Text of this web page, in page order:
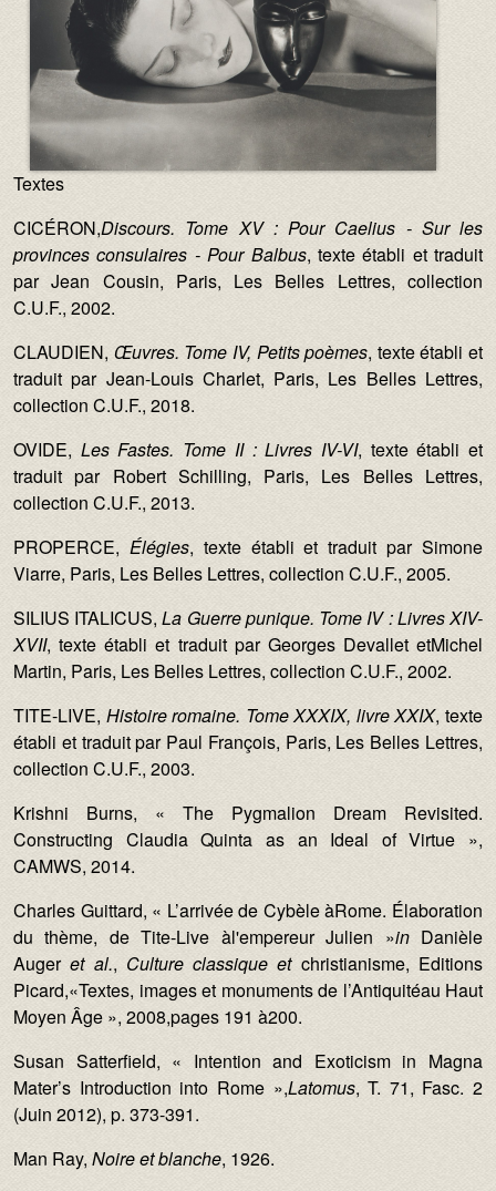
Textes
CICÉRON,Discours. Tome XV : Pour Caelius - Sur les
provinces consulaires - Pour Balbus, texte établi et traduit
par Jean Cousin, Paris, Les Belles Lettres, collection
C.U.F., 2002.
CLAUDIEN, Œuvres. Tome IV, Petits poèmes, texte établi et
traduit par Jean-Louis Charlet, Paris, Les Belles Lettres,
collection C.U.F., 2018.
OVIDE, Les Fastes. Tome II : Livres IV-VI, texte établi et
traduit par Robert Schilling, Paris, Les Belles Lettres,
collection C.U.F., 2013.
PROPERCE, Élégies, texte établi et traduit par Simone
Viarre, Paris, Les Belles Lettres, collection C.U.F., 2005.
SILIUS ITALICUS,La Guerre punique. Tome IV : Livres XIV-
XVII, texte établi et traduit par Georges Devallet etMichel
Martin, Paris, Les Belles Lettres, collection C.U.F., 2002.
TITE-LIVE, Histoire romaine. Tome XXXIX, livre XXIX, texte
établi et traduit par Paul François, Paris, Les Belles Lettres,
collection C.U.F., 2003.
Krishni Burns, « The Pygmalion Dream Revisited.
Constructing Claudia Quinta as an Ideal of Virtue »,
CAMWS, 2014.
Charles Guittard, « L’arrivée de Cybèle àRome. Élaboration
du thème, de Tite-Live àl'empereur Julien »in Danièle
Augeret al., Culture classique et christianisme, Editions
Picard,«Textes, images et monuments de l’Antiquitéau Haut
Moyen Âge », 2008,pages 191 à200.
Susan Satterfield, « Intention and Exoticism in Magna
Mater’s Introduction into Rome »,Latomus, T. 71, Fasc. 2
(Juin 2012), p. 373-391.
Man Ray, Noire et blanche, 1926.